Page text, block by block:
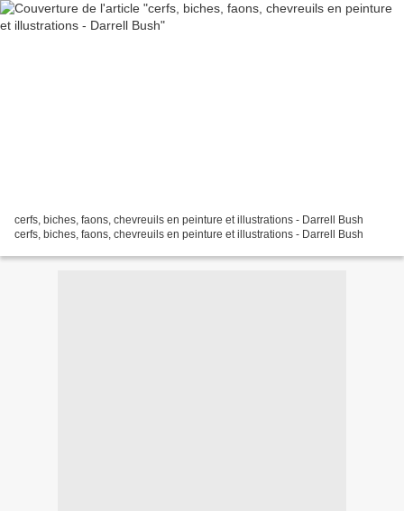
cerfs, biches, faons, chevreuils en peinture et illustrations - Darrell Bush
cerfs, biches, faons, chevreuils en peinture et illustrations - Darrell Bush